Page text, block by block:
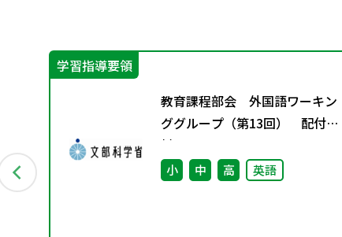
学習指導要領
教育課程部会 外国語ワーキン
ググループ（第13回） 配付資
料
小 中 高 英語